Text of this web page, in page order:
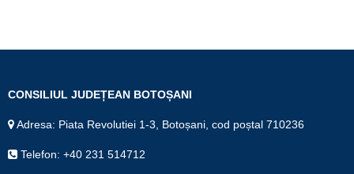
CONSILIUL JUDEȚEAN BOTOȘANI
Adresa: Piata Revolutiei 1-3, Botoșani, cod poștal 710236
Telefon: +40 231 514712